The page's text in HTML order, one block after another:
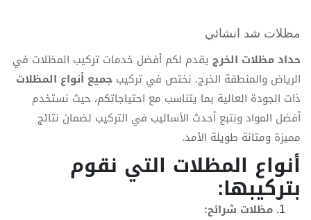
مظلات شد انشائي
حداد مظلات الخرج يقدم لكم أفضل خدمات تركيب المظلات في
الرياض والمنطقة الخرج. نختص في تركيب جميع أنواع المظلات
ذات الجودة العالية بما يتناسب مع احتياجاتكم، حيث نستخدم
أفضل المواد ونتبع أحدث الأساليب في التركيب لضمان نتائج
مميزة ومتانة طويلة الأمد.
أنواع المظلات التي نقوم
بتركيبها:
مظلات شرائح: